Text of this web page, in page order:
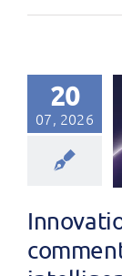
20
07, 2026